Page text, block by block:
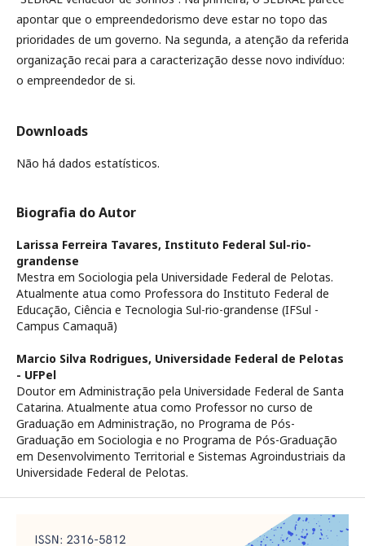
apontar que o empreendedorismo deve estar no topo das
prioridades de um governo. Na segunda, a atenção da referida
organização recai para a caracterização desse novo indivíduo:
o empreendedor de si.
Downloads
Não há dados estatísticos.
Biografia do Autor
Larissa Ferreira Tavares, Instituto Federal Sul-rio-
grandense
Mestra em Sociologia pela Universidade Federal de Pelotas.
Atualmente atua como Professora do Instituto Federal de
Educação, Ciência e Tecnologia Sul-rio-grandense (IFSul -
Campus Camaquã)
Marcio Silva Rodrigues, Universidade Federal de Pelotas
- UFPel
Doutor em Administração pela Universidade Federal de Santa
Catarina. Atualmente atua como Professor no curso de
Graduação em Administração, no Programa de Pós-
Graduação em Sociologia e no Programa de Pós-Graduação
em Desenvolvimento Territorial e Sistemas Agroindustriais da
Universidade Federal de Pelotas.